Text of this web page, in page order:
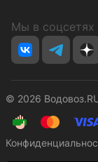
Мы в соцсетях
© 2026